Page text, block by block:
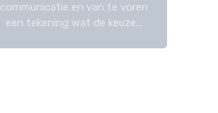
communicatie en van te voren
een tekening wat de keuze...